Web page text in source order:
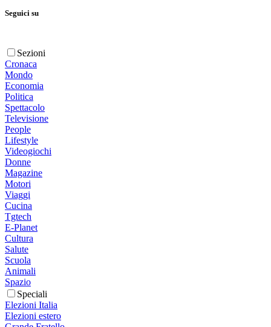
Seguici su
Sezioni
Cronaca
Mondo
Economia
Politica
Spettacolo
Televisione
People
Lifestyle
Videogiochi
Donne
Magazine
Motori
Viaggi
Cucina
Tgtech
E-Planet
Cultura
Salute
Scuola
Animali
Spazio
Speciali
Elezioni Italia
Elezioni estero